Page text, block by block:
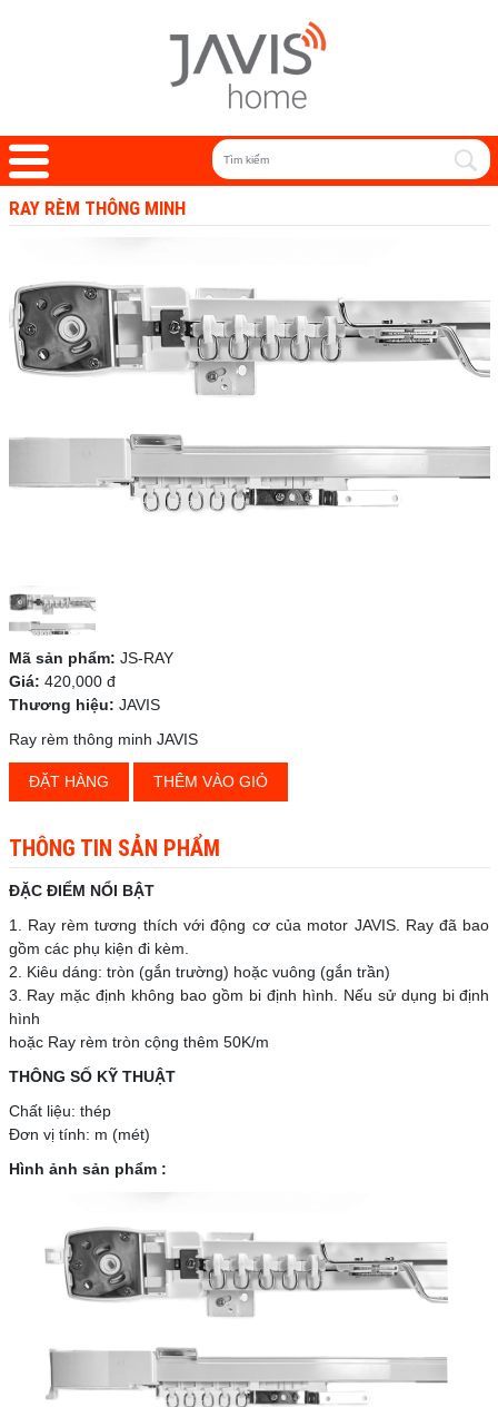
RAY RÈM THÔNG MINH
Mã sản phẩm: JS-RAY
Giá: 420,000 đ
Thương hiệu: JAVIS
Ray rèm thông minh JAVIS
ĐẶT HÀNG THÊM VÀO GIỎ
THÔNG TIN SẢN PHẨM
ĐẶC ĐIỂM NỔI BẬT
1. Ray rèm tương thích với động cơ của motor JAVIS. Ray đã bao
gồm các phụ kiện đi kèm.
2. Kiêu dáng: tròn (gắn trường) hoặc vuông (gắn trần)
3. Ray mặc định không bao gồm bi định hình. Nếu sử dụng bi định
hình
hoặc Ray rèm tròn cộng thêm 50K/m
THÔNG SỐ KỸ THUẬT
Chất liệu: thép
Đơn vị tính: m (mét)
Hình ảnh sản phẩm :